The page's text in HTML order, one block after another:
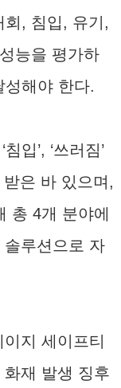
회, 침입, 유기,
능을 평가하
해야 한다.
입’, ‘쓰러짐’
은 바 있으며,
총 4개 분야에
루션으로 자
지 세이프티
재 발생 징후